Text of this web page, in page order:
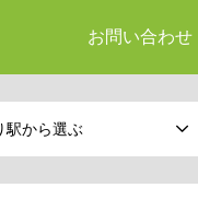
お問い合わせ
駅から選ぶ